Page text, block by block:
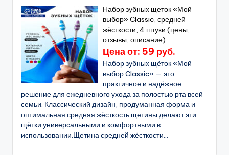
Набор зубных щеток «Мой
выбор» Classic, средней
жёсткости, 4 штуки (цены,
отзывы, описание)
Цена от: 59 руб.
Набор зубных щёток «Мой
выбор Classic» — это
практичное и надёжное
решение для ежедневного ухода за полостью рта всей
семьи. Классический дизайн, продуманная форма и
оптимальная средняя жёсткость щетины делают эти
щётки универсальными и комфортными в
использовании.Щетина средней жёсткости...